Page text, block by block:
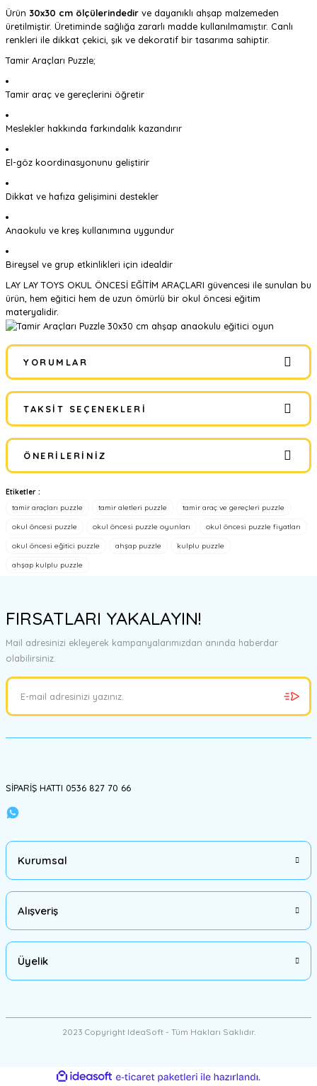
Ürün 30x30 cm ölçülerindedir ve dayanıklı ahşap malzemeden
üretilmiştir. Üretiminde sağlığa zararlı madde kullanılmamıştır. Canlı
renkleri ile dikkat çekici, şık ve dekoratif bir tasarıma sahiptir.
Tamir Araçları Puzzle;
Tamir araç ve gereçlerini öğretir
Meslekler hakkında farkındalık kazandırır
El-göz koordinasyonunu geliştirir
Dikkat ve hafıza gelişimini destekler
Anaokulu ve kreş kullanımına uygundur
Bireysel ve grup etkinlikleri için idealdir
LAY LAY TOYS OKUL ÖNCESİ EĞİTİM ARAÇLARI güvencesi ile sunulan bu
ürün, hem eğitici hem de uzun ömürlü bir okul öncesi eğitim
materyalidir.
YORUMLAR
Bu ürüne ilk yorumu siz yapın!
Yorum Yaz
TAKSIT SEÇENEKLERI
ÖNERILERINIZ
Bu ürünün fiyat bilgisi, resim, ürün açıklamalarında ve diğer
konularda yetersiz gördüğünüz noktaları öneri formunu kullanarak
tarafımıza iletebilirsiniz.
Ürün bilgilerinde hatalar bulunuyor.
Bu ürüne benzer farklı alternatifler olmalı.
Etiketler :
tamir araçları puzzle
tamir aletleri puzzle tamir araç ve gereçleri puzzle
okul öncesi puzzle okul öncesi puzzle oyunları okul öncesi puzzle fiyatları
okul öncesi eğitici puzzle ahşap puzzle kulplu puzzle
ahşap kulplu puzzle
FIRSATLARI YAKALAYIN!
Mail adresinizi ekleyerek kampanyalarımızdan anında haberdar
olabilirsiniz.
SİPARİŞ HATTI 0536 827 70 66
Kurumsal
Alışveriş
Üyelik
2023 Copyright IdeaSoft - Tüm Hakları Saklıdır.
ideasoft
e-